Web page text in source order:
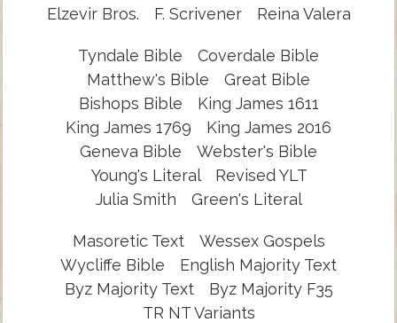
Elzevir Bros.
F. Scrivener Reina Valera
Tyndale Bible
Coverdale Bible
Matthew's Bible
Great Bible
Bishops Bible
King James 1611
King James 1769
King James 2016
Geneva Bible
Webster's Bible
Young's Literal
Revised YLT
Julia Smith
Green's Literal
Masoretic Text
Wessex Gospels
Wycliffe Bible
English Majority Text
Byz Majority Text
Byz Majority F35
TR NT Variants